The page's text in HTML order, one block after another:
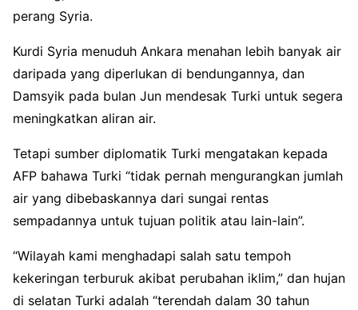
perang Syria.
Kurdi Syria menuduh Ankara menahan lebih banyak air
daripada yang diperlukan di bendungannya, dan
Damsyik pada bulan Jun mendesak Turki untuk segera
meningkatkan aliran air.
Tetapi sumber diplomatik Turki mengatakan kepada
AFP bahawa Turki “tidak pernah mengurangkan jumlah
air yang dibebaskannya dari sungai rentas
sempadannya untuk tujuan politik atau lain-lain”.
“Wilayah kami menghadapi salah satu tempoh
kekeringan terburuk akibat perubahan iklim,” dan hujan
di selatan Turki adalah “terendah dalam 30 tahun